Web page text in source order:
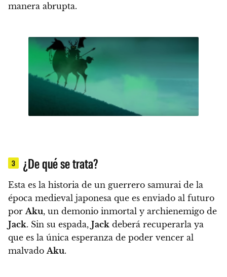
manera abrupta.
3 ¿De qué se trata?
Esta es la historia de un guerrero samurai de la
época medieval japonesa que es enviado al futuro
por Aku, un demonio inmortal y archienemigo de
Jack. Sin su espada, Jack deberá recuperarla ya
que es la única esperanza de poder vencer al
malvado Aku.